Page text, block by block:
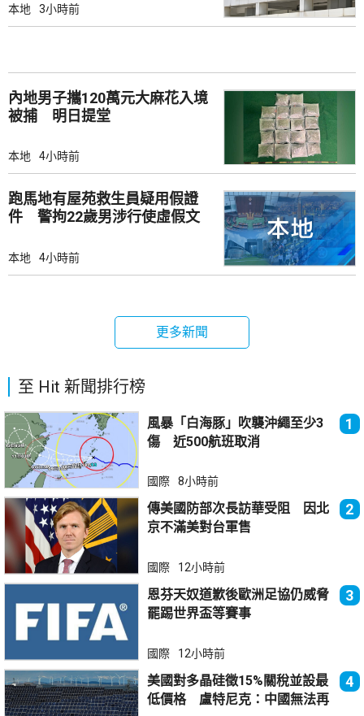
本地 3小時前
內地男子攜120萬元大麻花入境
被捕 明日提堂
本地 4小時前
跑馬地有屋苑救生員疑用假證
件 警拘22歲男涉行使虛假文
本地 4小時前
更多新聞
至 Hit 新聞排行榜
風暴「白海豚」吹襲沖繩至少3
傷 近500航班取消
1
國際 8小時前
傳美國防部次長訪華受阻 因北
京不滿美對台軍售
2
國際 12小時前
恩芬天奴道歉後歐洲足協仍威脅
罷踢世界盃等賽事
3
國際 12小時前
美國對多晶硅徵15%關稅並設最
低價格 盧特尼克：中國無法再
4